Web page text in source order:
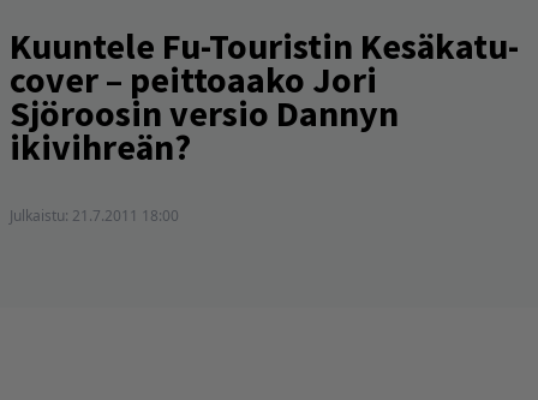
Kuuntele Fu-Touristin Kesäkatu-
cover – peittoaako Jori
Sjöroosin versio Dannyn
ikivihreän?
Julkaistu: 21.7.2011 18:00